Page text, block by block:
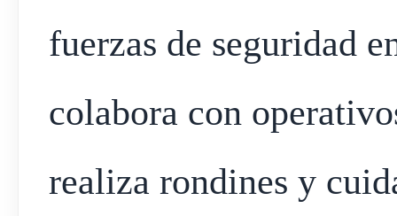
fuerzas de seguridad
colabora con
realiza rondines y